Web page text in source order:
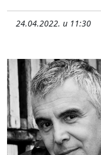
24.04.2022. u 11:30